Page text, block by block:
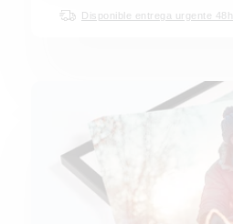
Disponible entrega urgente 48h